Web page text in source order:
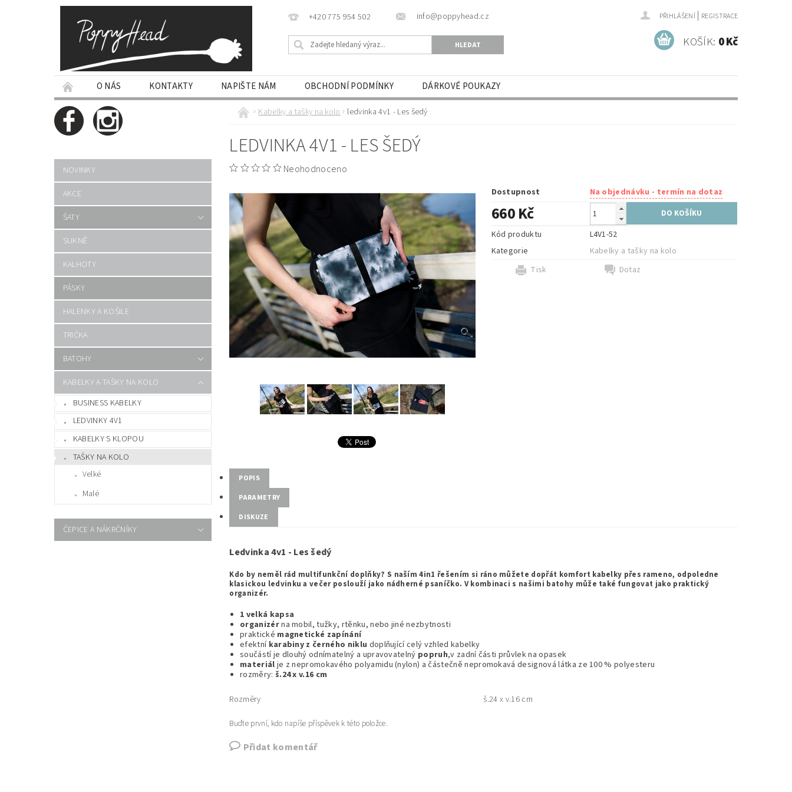
+420 775 954 502 info@poppyhead.cz PŘIHLÁŠENÍ | REGISTRACE
KOŠÍK: 0 Kč
O NÁS KONTAKTY NAPIŠTE NÁM OBCHODNÍ PODMÍNKY DÁRKOVÉ POUKAZY
NOVINKY
AKCE
ŠATY
SUKNĚ
KALHOTY
PÁSKY
HALENKY A KOŠILE
TRIČKA
BATOHY
KABELKY A TAŠKY NA KOLO
BUSINESS KABELKY
LEDVINKY 4V1
KABELKY S KLOPOU
TAŠKY NA KOLO
Velké
Malé
ČEPICE A NÁKRČNÍKY
Kabelky a tašky na kolo ledvinka 4v1 - Les šedý
LEDVINKA 4V1 - LES ŠEDÝ
Neohodnoceno
Dostupnost Na objednávku - termín na dotaz
660 Kč
Kód produktu
L4V1-52
Kategorie
Kabelky a tašky na kolo
Tisk
Dotaz
POPIS
PARAMETRY
DISKUZE
Ledvinka 4v1 - Les šedý
Kdo by neměl rád multifunkční doplňky? S naším 4in1 řešením si ráno můžete dopřát komfort kabelky přes rameno, odpoledne
klasickou ledvinku a večer poslouží jako nádherné psaníčko. V kombinaci s našimi batohy může také fungovat jako praktický
organizér.
1 velká kapsa
organizérna mobil, tužky, rtěnku, nebo jiné nezbytnosti
praktické magnetické zapínání
efektní karabiny z černého niklu doplňující celý vzhled kabelky
součástí je dlouhý odnímatelný a upravovatelný popruh,v zadní části průvlek na opasek
materiál je z nepromokavého polyamidu (nylon) a částečně nepromokavá designová látka ze 100 % polyesteru
rozměry: š.24 x v.16 cm
Rozměry š.24 x v.16 cm
Buďte první, kdo napíše příspěvek k této položce.
Přidat komentář